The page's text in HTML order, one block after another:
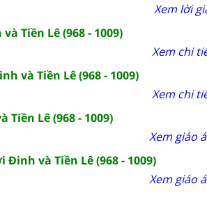
Xem lời
Tiền Lê (968 - 1009)
Xem chi
và Tiền Lê (968 - 1009)
Xem chi
Lê (968 - 1009)
Xem giáo
và Tiền Lê (968 - 1009)
Xem giáo